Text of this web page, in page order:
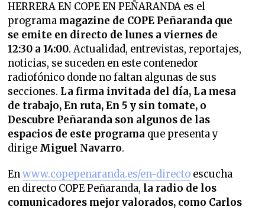
HERRERA EN COPE EN PEÑARANDA es el
programa magazine de COPE Peñaranda que
se emite en directo de lunes a viernes de
12:30 a 14:00. Actualidad, entrevistas, reportajes,
noticias, se suceden en este contenedor
radiofónico donde no faltan algunas de sus
secciones. La firma invitada del día, La mesa
de trabajo, En ruta, En 5 y sin tomate, o
Descubre Peñaranda son algunos de las
espacios de este programa que presenta y
dirige Miguel Navarro.
Enwww.copepenaranda.es/en-directo escucha
en directo COPE Peñaranda, la radio de los
comunicadores mejor valorados, como Carlos